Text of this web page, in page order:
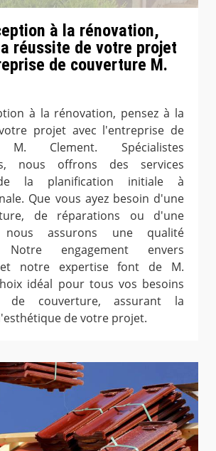
à la rénovation,
réussite de votre projet
de couverture M.
à la rénovation, pensez à la
projet avec l'entreprise de
M. Clement. Spécialistes
nous offrons des services
la planification initiale à
Que vous ayez besoin d'une
de réparations ou d'une
nous assurons une qualité
Notre engagement envers
et notre expertise font de M.
idéal pour tous vos besoins
de couverture, assurant la
de votre projet.